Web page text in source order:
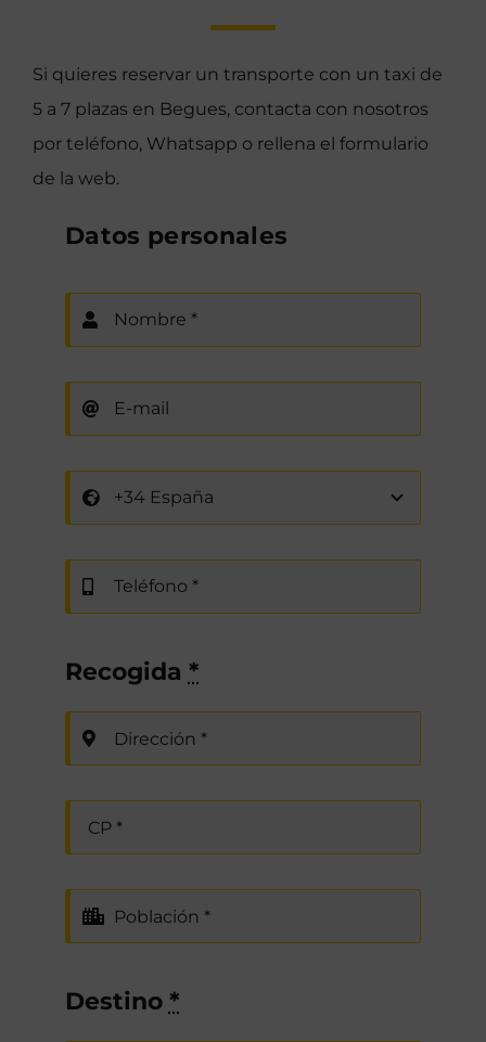
Si quieres reservar un transporte con un taxi de
5 a 7 plazas en Begues, contacta con nosotros
por teléfono, Whatsapp o rellena el formulario
de la web.
Datos personales
Recogida *
Destino *